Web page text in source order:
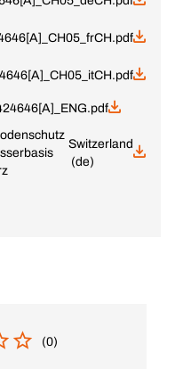
Switzerland
(de)
(0)